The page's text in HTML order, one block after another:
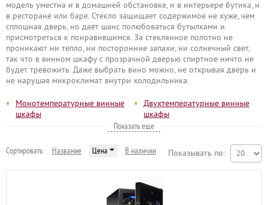
модель уместна и в домашней обстановке, и в интерьере бутика, и
в ресторане или баре. Стекло защищает содержимое не хуже, чем
сплошная дверь, но даёт шанс полюбоваться бутылками и
присмотреться к понравившимся. За стеклянное полотно не
проникают ни тепло, ни посторонние запахи, ни солнечный свет,
так что в винном шкафу с прозрачной дверью спиртное ничто не
будет тревожить. Даже выбрать вино можно, не открывая дверь и
не нарушая микроклимат внутри холодильника.
•
Монотемпературные винные
шкафы
•
Двухтемпературные винные
шкафы
Трёхтемпературные винные
•
Мультитемпературные
Показать еще
Показывать по:
Сортировать: Название Цена В наличии